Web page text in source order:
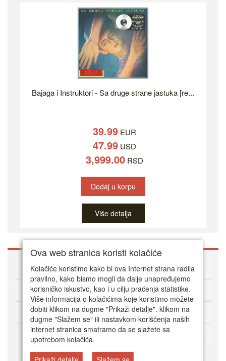
Bajaga i Instruktori - Sa druge strane jastuka [re...
39.99EUR
47.99USD
3,999.00RSD
Dodaj u korpu
Više detalja
O DVD Zoni
Kako kupovati online
Korisnički servis
Način plaćanja
Ova web stranica koristi kolačiće
Kolačiće koristimo kako bi ova Internet strana radila
pravilno, kako bismo mogli da dalje unapređujemo
korisničko iskustvo, kao i u cilju praćenja statistike.
Više informacija o kolačićima koje koristimo možete
dobiti klikom na dugme "Prikaži detalje". klikom na
dugme "Slažem se" ili nastavkom korišćenja naših
internet stranica smatramo da se slažete sa
upotrebom kolačića.